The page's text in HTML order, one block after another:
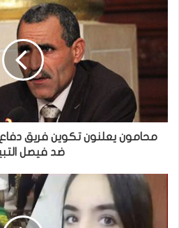
محامون يعلنون تكوين فريق
ضد فيصل